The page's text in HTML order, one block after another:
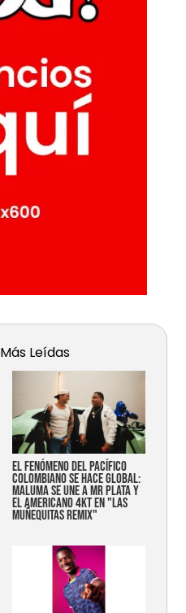
Más Leídas
EL FENÓMENO DEL PACÍFICO
COLOMBIANO SE HACE GLOBAL:
MALUMA SE UNE A MR PLATA Y
EL AMERICANO 4KT EN "LAS
MUÑEQUITAS REMIX"